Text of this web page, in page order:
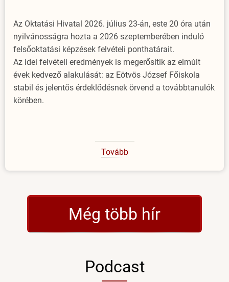
Az Oktatási Hivatal 2026. július 23-án, este 20 óra után
nyilvánosságra hozta a 2026 szeptemberében induló
felsőoktatási képzések felvételi ponthatárait.
Az idei felvételi eredmények is megerősítik az elmúlt
évek kedvező alakulását: az Eötvös József Főiskola
stabil és jelentős érdeklődésnek örvend a továbbtanulók
körében.
Tovább(Idén
az
Még több hír
Podcast